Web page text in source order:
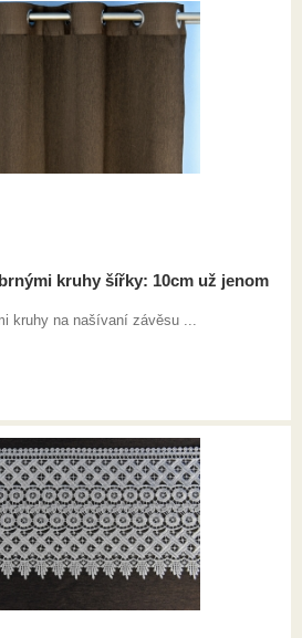
kruhy šířky: 10cm už jenom
kruhy na našívaní závěsu ...